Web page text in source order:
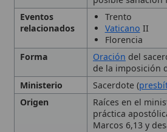
Origen
Raíces en el
práctica apostólica;
Marcos 6,13 y
Iglesia primitiva
Personas
relacionadas
Papa Francisco
la amplitud del
Simbolismo
El aceite representa
que sana y
amory la gracia de
Sacramento,
Unción de los